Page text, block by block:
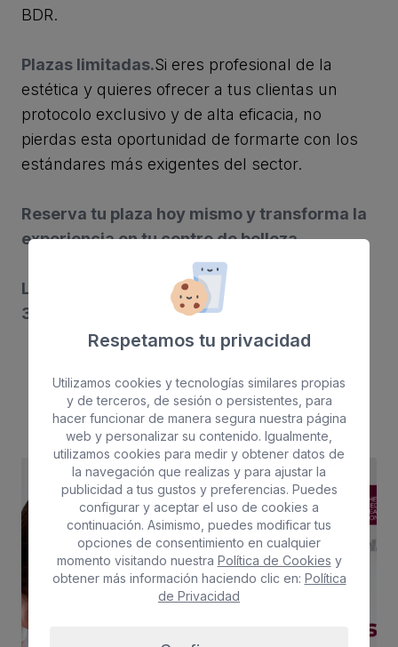
BDR.
Plazas limitadas.Si eres profesional de la
estética y quieres ofrecer a tus clientas un
protocolo exclusivo y de alta eficacia, no
pierdas esta oportunidad de formarte con los
estándares más exigentes del sector.
Reserva tu plaza hoy mismo y transforma la
experiencia en tu centro de belleza.
Lugar del evento: Caicoya Pro, C/ Pío XII 66,
35006, Las Palmas de Gran Canaria.
Galería de imágenes
Respetamos tu privacidad
Utilizamos cookies y tecnologías similares propias
y de terceros, de sesión o persistentes, para
hacer funcionar de manera segura nuestra página
web y personalizar su contenido. Igualmente,
utilizamos cookies para medir y obtener datos de
la navegación que realizas y para ajustar la
publicidad a tus gustos y preferencias. Puedes
configurar y aceptar el uso de cookies a
continuación. Asimismo, puedes modificar tus
opciones de consentimiento en cualquier
momento visitando nuestra Política de Cookies y
obtener más información haciendo clic en: Política
de Privacidad